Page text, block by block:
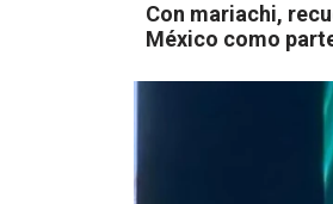
Con mariachi,
México como